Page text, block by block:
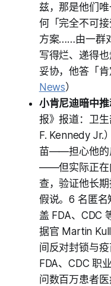
兹，那是他们
何「完全不可
方案……由一群
写得烂、递得
妥协，他答「
News）
小肯尼迪暗中
报》报道：卫
F. Kennedy Jr.
苗——担心他的
——但实际正在
查，验证他长期
假说。6 名匿名
盖 FDA、CDC
据官 Martin
间反对封锁与疫
FDA、CDC 职
问数百万患者